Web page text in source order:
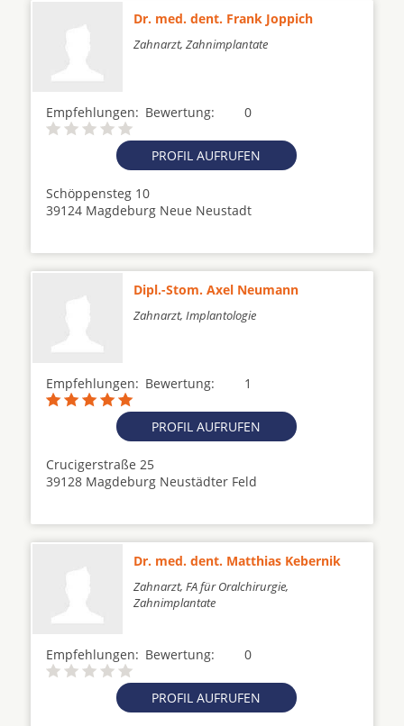
Dr. med. dent. Frank Joppich
Zahnarzt, Zahnimplantate
Empfehlungen: 0
Bewertung:
PROFIL AUFRUFEN
Schöppensteg 10
39124 Magdeburg Neue Neustadt
Dipl.-Stom. Axel Neumann
Zahnarzt, Implantologie
Empfehlungen: 1
Bewertung:
PROFIL AUFRUFEN
Crucigerstraße 25
39128 Magdeburg Neustädter Feld
Dr. med. dent. Matthias Kebernik
Zahnarzt, FA für Oralchirurgie,
Zahnimplantate
Empfehlungen: 0
Bewertung:
PROFIL AUFRUFEN